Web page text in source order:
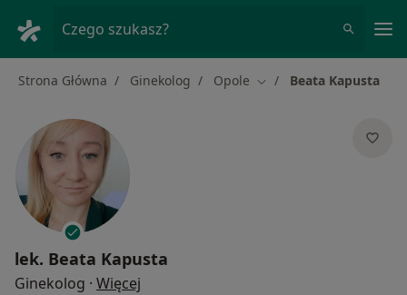
Czego szukasz?
Strona Główna Ginekolog Opole Zmień miasto
Beata Kapusta
lek. Beata Kapusta
Ginekolog · Więcej